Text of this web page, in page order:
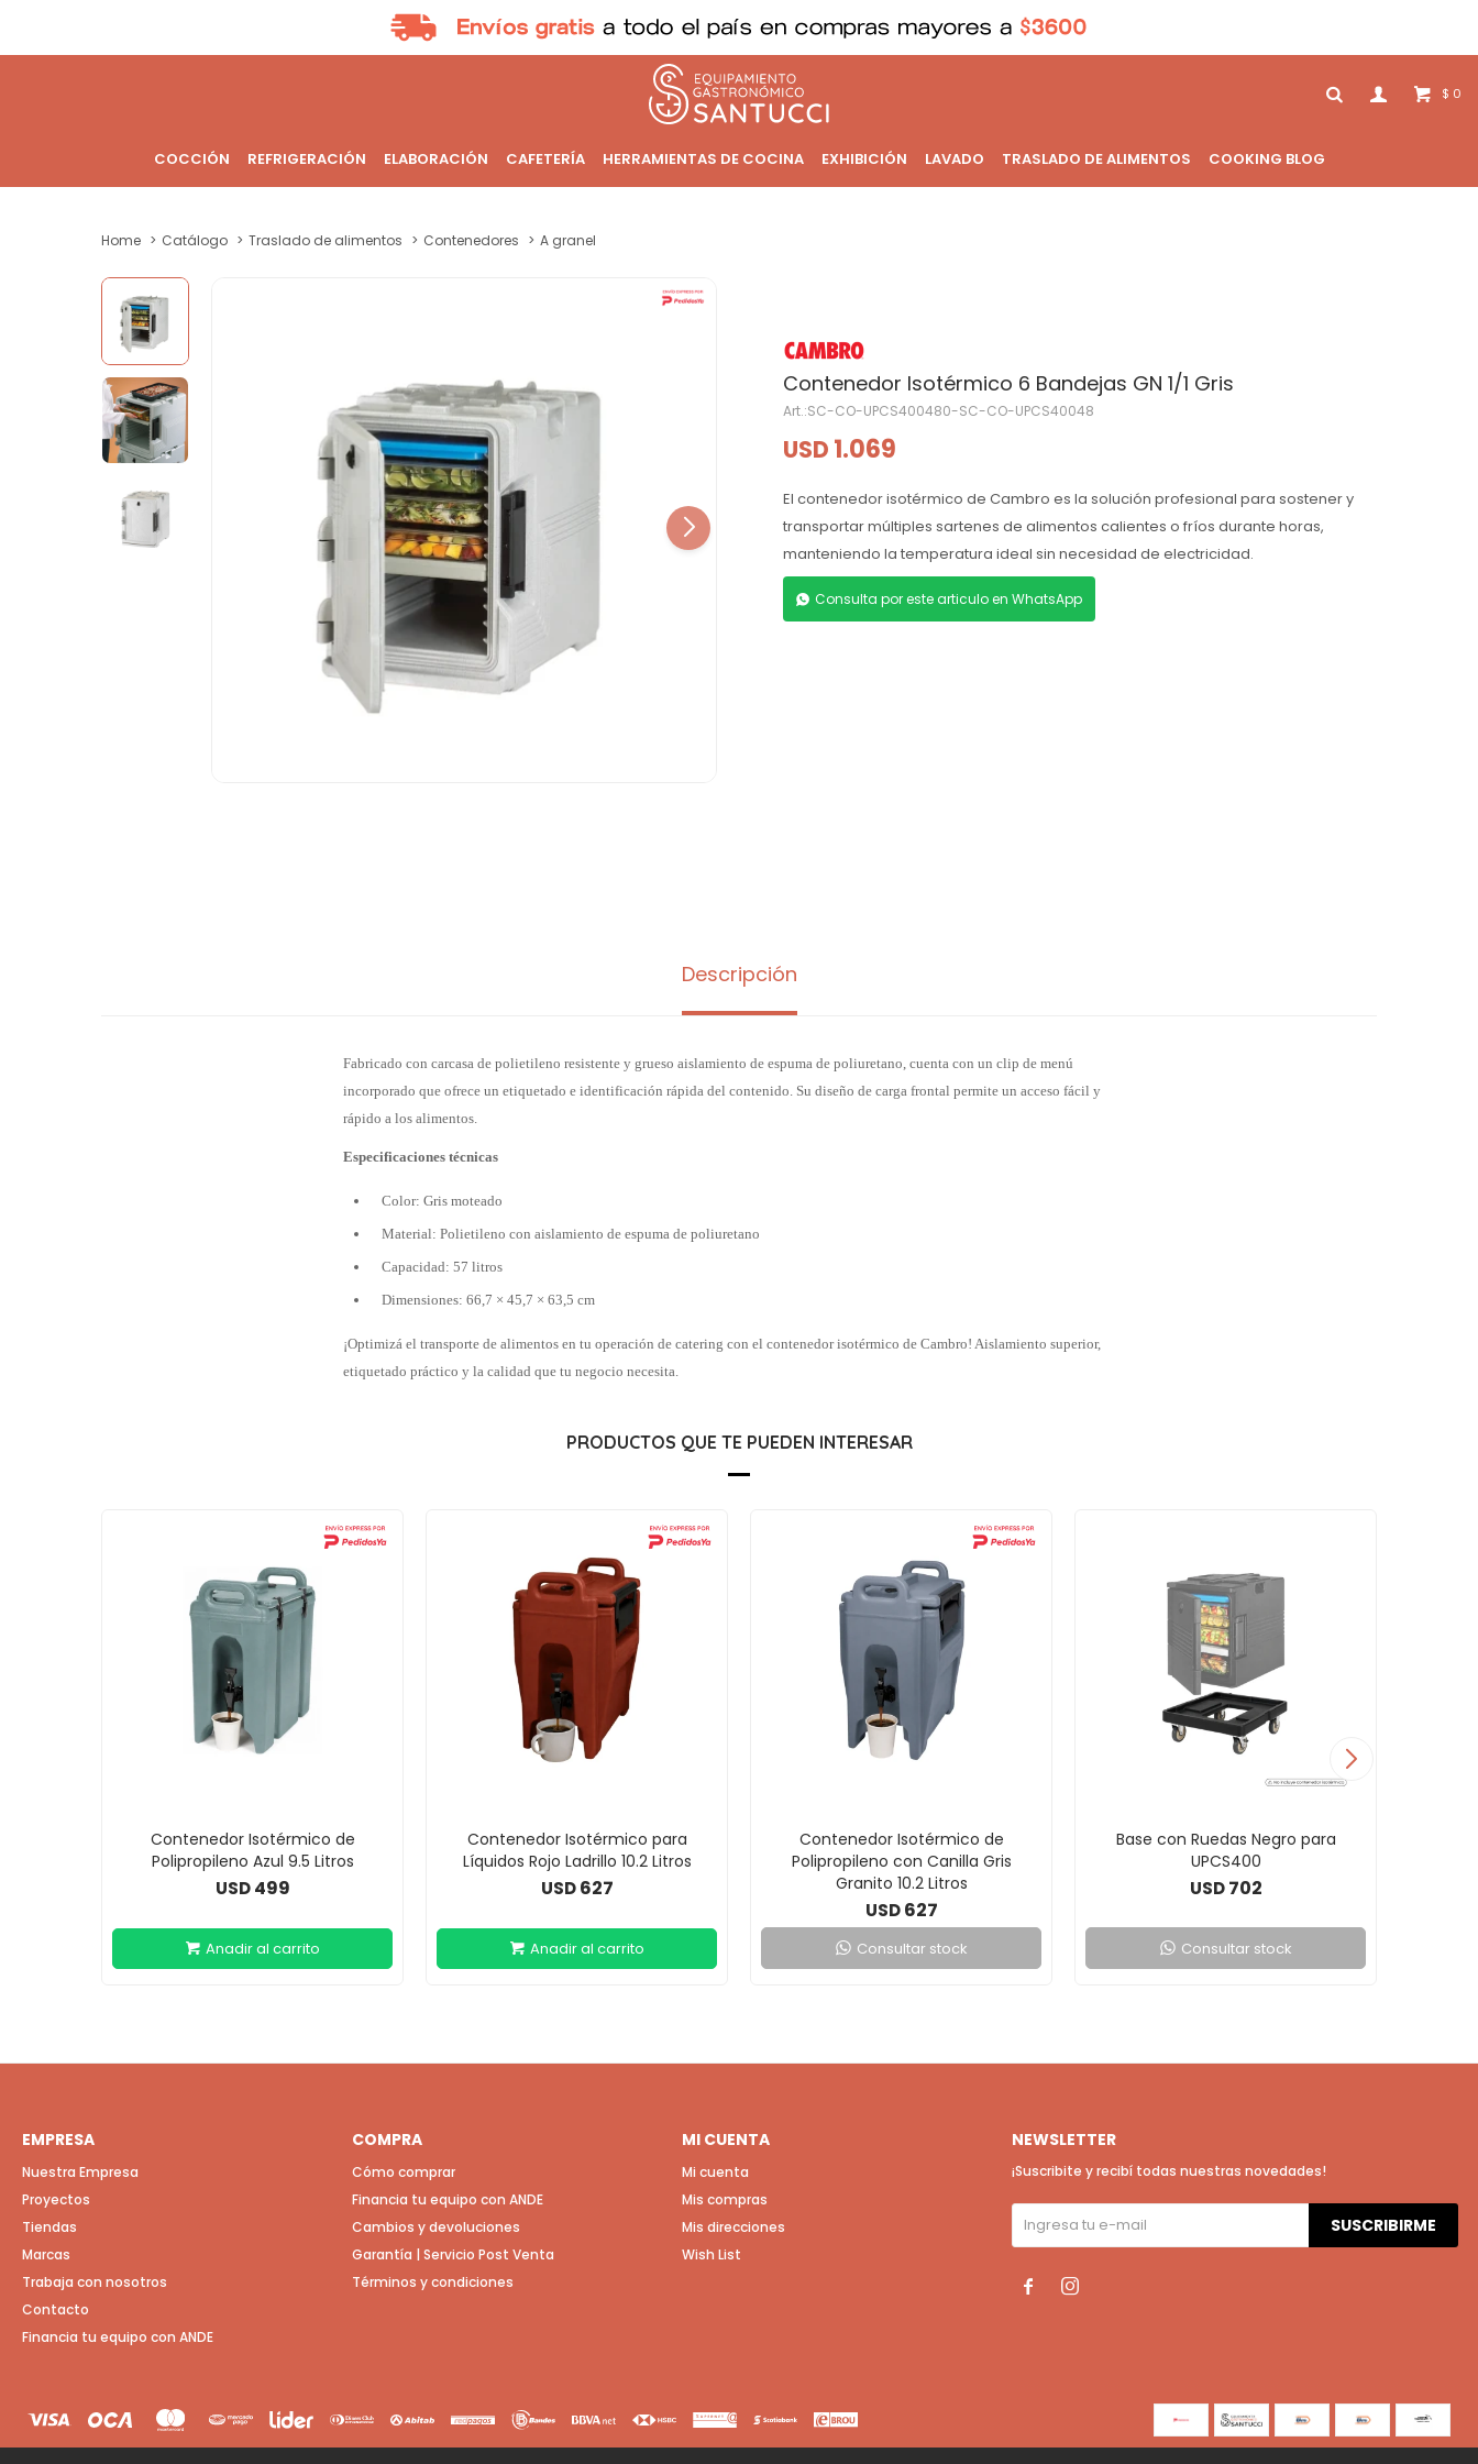
COCCIÓN REFRIGERACIÓN ELABORACIÓN CAFETERÍA HERRAMIENTAS DE COCINA EXHIBICIÓN LAVADO TRASLADO DE ALIMENTOS COOKING BLOG
$ 0
Home Catálogo Traslado de alimentos Contenedores A granel
Contenedor Isotérmico 6 Bandejas GN 1/1 Gris
SC-CO-UPCS400480-SC-CO-UPCS40048
USD 1.069
El contenedor isotérmico de Cambro es la solución profesional para sostener y
transportar múltiples sartenes de alimentos calientes o fríos durante horas,
manteniendo la temperatura ideal sin necesidad de electricidad.
Consulta por este articulo en WhatsApp
Descripción
Fabricado con carcasa de polietileno resistente y grueso aislamiento de espuma de poliuretano, cuenta con un clip de menú
incorporado que ofrece un etiquetado e identificación rápida del contenido. Su diseño de carga frontal permite un acceso fácil y
rápido a los alimentos.
Especificaciones técnicas
Color: Gris moteado
Material: Polietileno con aislamiento de espuma de poliuretano
Capacidad: 57 litros
Dimensiones: 66,7 × 45,7 × 63,5 cm
¡Optimizá el transporte de alimentos en tu operación de catering con el contenedor isotérmico de Cambro! Aislamiento superior,
etiquetado práctico y la calidad que tu negocio necesita.
PRODUCTOS QUE TE PUEDEN INTERESAR
Contenedor Isotérmico de
Polipropileno Azul 9.5 Litros
USD 499
Contenedor Isotérmico para
Líquidos Rojo Ladrillo 10.2 Litros
USD 627
Contenedor Isotérmico de
Polipropileno con Canilla Gris
Granito 10.2 Litros
USD 627
Consultar stock
Base con Ruedas Negro para
UPCS400
USD 702
Consultar stock
EMPRESA
Nuestra Empresa
Proyectos
Tiendas
Marcas
Trabaja con nosotros
Contacto
Financia tu equipo con ANDE
COMPRA
Cómo comprar
Financia tu equipo con ANDE
Cambios y devoluciones
Garantía | Servicio Post Venta
Términos y condiciones
MI CUENTA
Mi cuenta
Mis compras
Mis direcciones
Wish List
NEWSLETTER
¡Suscribite y recibí todas nuestras novedades!
SUSCRIBIRME
 